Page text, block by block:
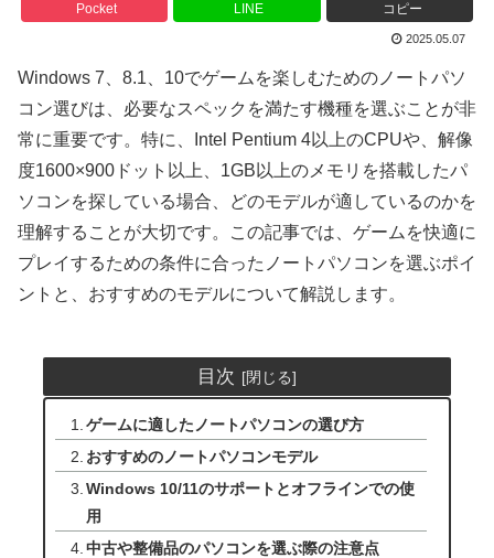
Pocket LINE コピー
2025.05.07
Windows 7、8.1、10でゲームを楽しむためのノートパソ
コン選びは、必要なスペックを満たす機種を選ぶことが非
常に重要です。特に、Intel Pentium 4以上のCPUや、解像
度1600×900ドット以上、1GB以上のメモリを搭載したパ
ソコンを探している場合、どのモデルが適しているのかを
理解することが大切です。この記事では、ゲームを快適に
プレイするための条件に合ったノートパソコンを選ぶポイ
ントと、おすすめのモデルについて解説します。
目次
ゲームに適したノートパソコンの選び方
おすすめのノートパソコンモデル
Windows 10/11のサポートとオフラインでの使
用
中古や整備品のパソコンを選ぶ際の注意点